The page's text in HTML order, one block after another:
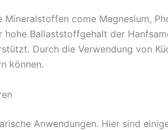
come Magnesium,
hohe Ballaststoffgehalt der
Durch die Verwendung von
können.
Anwendungen. Hier sind